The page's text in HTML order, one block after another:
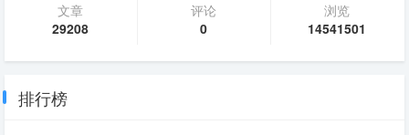
文章
29208
评论
0
浏览
14541501
排行榜